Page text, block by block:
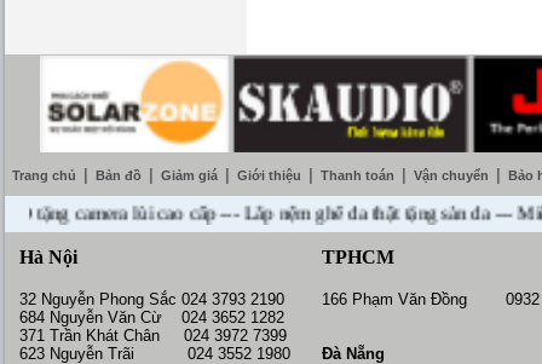
Trang chủ Bản đồ Giảm giá Giới thiệu Thanh toán Vận chuyển Bảo
camera lùi cao cấp --- Lắp nệm ghế da thật tặng sàn da --- Miễn
Hà Nội
32 Nguyễn Phong Sắc 024 3793 2190
684 Nguyễn Văn Cừ 024 3652 1282
371 Trần Khát Chân 024 3972 7399
623 Nguyễn Trãi 024 3552 1980
TPHCM
166 Phạm Văn Đồng 0932
Đà Nẵng